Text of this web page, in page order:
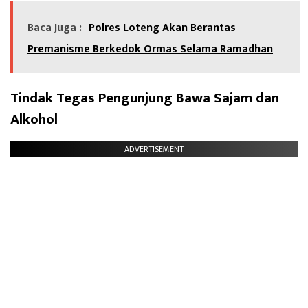
Baca Juga : Polres Loteng Akan Berantas
Premanisme Berkedok Ormas Selama Ramadhan
Tindak Tegas Pengunjung Bawa Sajam dan
Alkohol
ADVERTISEMENT